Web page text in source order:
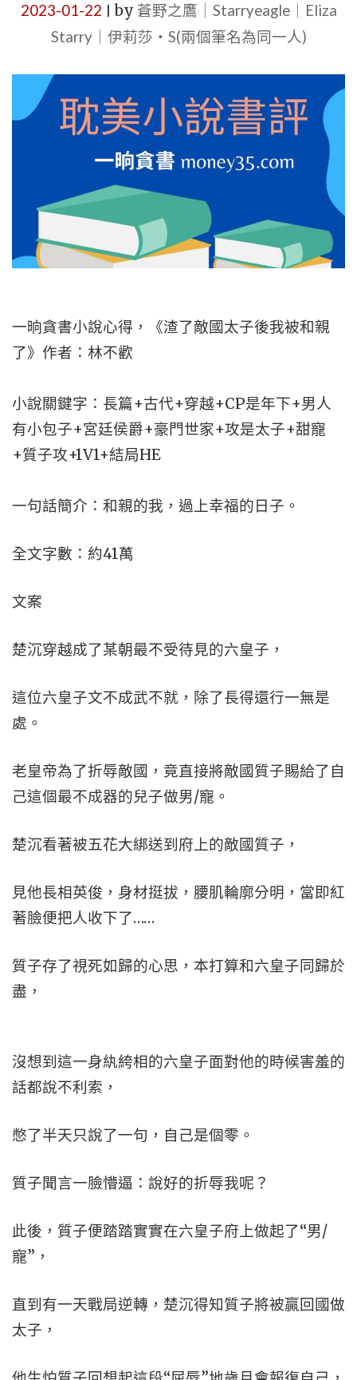
2023-01-22 by 蒼野之鷹｜Starryeagle｜Eliza
Starry｜伊莉莎・S(兩個筆名為同一人)
一晌貪書小說心得，《渣了敵國太子後我被和親
了》作者：林不歡
小說關鍵字：長篇+古代+穿越+CP是年下+男人
有小包子+宮廷侯爵+豪門世家+攻是太子+甜寵
+質子攻+1V1+結局HE
一句話簡介：和親的我，過上幸福的日子。
全文字數：約41萬
文案
楚沉穿越成了某朝最不受待見的六皇子，
這位六皇子文不成武不就，除了長得還行一無是
處。
老皇帝為了折辱敵國，竟直接將敵國質子賜給了自
己這個最不成器的兒子做男/寵。
楚沉看著被五花大綁送到府上的敵國質子，
見他長相英俊，身材挺拔，腰肌輪廓分明，當即紅
著臉便把人收下了……
質子存了視死如歸的心思，本打算和六皇子同歸於
盡，
沒想到這一身紈絝相的六皇子面對他的時候害羞的
話都說不利索，
憋了半天只說了一句，自己是個零。
質子聞言一臉懵逼：說好的折辱我呢？
此後，質子便踏踏實實在六皇子府上做起了“男/
寵”，
直到有一天戰局逆轉，楚沉得知質子將被贏回國做
太子，